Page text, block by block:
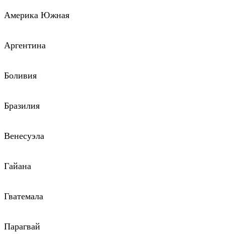
Америка Южная
Аргентина
Боливия
Бразилия
Венесуэла
Гайана
Гватемала
Парагвай